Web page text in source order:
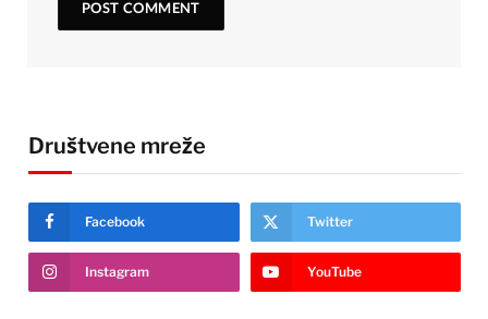
Društvene mreže
Facebook Twitter
Instagram YouTube